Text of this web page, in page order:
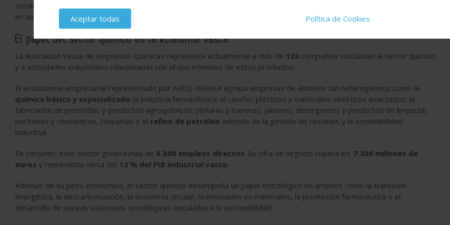
sociales de Euskadi y defiende la necesidad de mantener un entorno favorable para la inversión industrial, especialmente
en un momento de profunda transformación económica y energética.
El papel del sector químico en la economía vasca
La Asociación Vasca de Empresas Químicas representa actualmente a más de 120 compañías vinculadas al sector químico
y a actividades industriales relacionadas con el uso intensivo de estos productos.
El ecosistema empresarial representado por AVEQ-KIMIKA agrupa empresas de ámbitos tan heterogéneos como la
química básica y especializada; la industria farmacéutica; el caucho, plásticos y materiales sintéticos avanzados; la
fabricación de pesticidas y productos agroquímicos; pinturas y barnices; jabones, detergentes y productos de limpieza;
perfumes y cosméticos, coquerías y el refino de petróleo además de la gestión de residuos y la sostenibilidad
industrial.
En conjunto, este sector genera más de 6.800 empleos directos. Su cifra de negocio supera los 7.300 millones de
euros y representa cerca del 13 % del PIB industrial vasco.
Además de su peso económico, el sector químico desempeña un papel estratégico en ámbitos como la transición
energética, la descarbonización, la economía circular, la innovación en materiales, la producción farmacéutica o el
desarrollo de nuevas soluciones tecnológicas vinculadas a la sostenibilidad.
Aceptar todas Política de Cookies